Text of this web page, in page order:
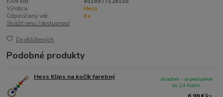
Výrobca:
Hess
Odporúčaný vek:
0+
Strážiť cenu / dostupnosť
Do obľúbených
Podobné produkty
Hess Klips na kočík farebný
skladom - expedujeme
do 24 hodín